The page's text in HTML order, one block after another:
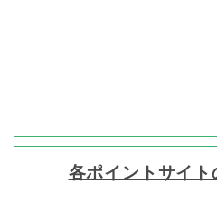
各ポイントサイ